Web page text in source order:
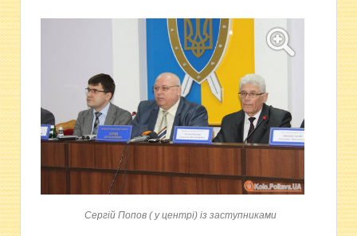
Сергій Попов ( у центрі) із заступниками